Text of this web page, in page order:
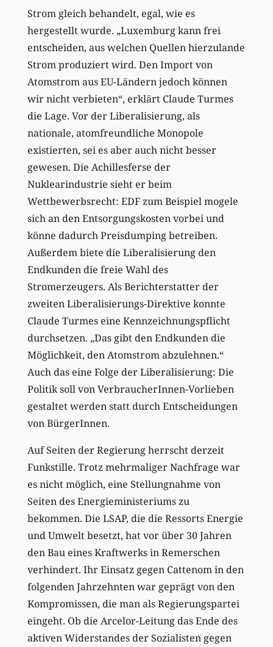
Strom gleich behandelt, egal, wie es
hergestellt wurde. „Luxemburg kann frei
entscheiden, aus welchen Quellen hierzulande
Strom produziert wird. Den Import von
Atomstrom aus EU-Ländern jedoch können
wir nicht verbieten“, erklärt Claude Turmes
die Lage. Vor der Liberalisierung, als
nationale, atomfreundliche Monopole
existierten, sei es aber auch nicht besser
gewesen. Die Achillesferse der
Nuklearindustrie sieht er beim
Wettbewerbsrecht: EDF zum Beispiel mogele
sich an den Entsorgungskosten vorbei und
könne dadurch Preisdumping betreiben.
Außerdem biete die Liberalisierung den
Endkunden die freie Wahl des
Stromerzeugers. Als Berichterstatter der
zweiten Liberalisierungs-Direktive konnte
Claude Turmes eine Kennzeichnungspflicht
durchsetzen. „Das gibt den Endkunden die
Möglichkeit, den Atomstrom abzulehnen.“
Auch das eine Folge der Liberalisierung: Die
Politik soll von VerbraucherInnen-Vorlieben
gestaltet werden statt durch Entscheidungen
von BürgerInnen.
Auf Seiten der Regierung herrscht derzeit
Funkstille. Trotz mehrmaliger Nachfrage war
es nicht möglich, eine Stellungnahme von
Seiten des Energieministeriums zu
bekommen. Die LSAP, die die Ressorts Energie
und Umwelt besetzt, hat vor über 30 Jahren
den Bau eines Kraftwerks in Remerschen
verhindert. Ihr Einsatz gegen Cattenom in den
folgenden Jahrzehnten war geprägt von den
Kompromissen, die man als Regierungspartei
eingeht. Ob die Arcelor-Leitung das Ende des
aktiven Widerstandes der Sozialisten gegen